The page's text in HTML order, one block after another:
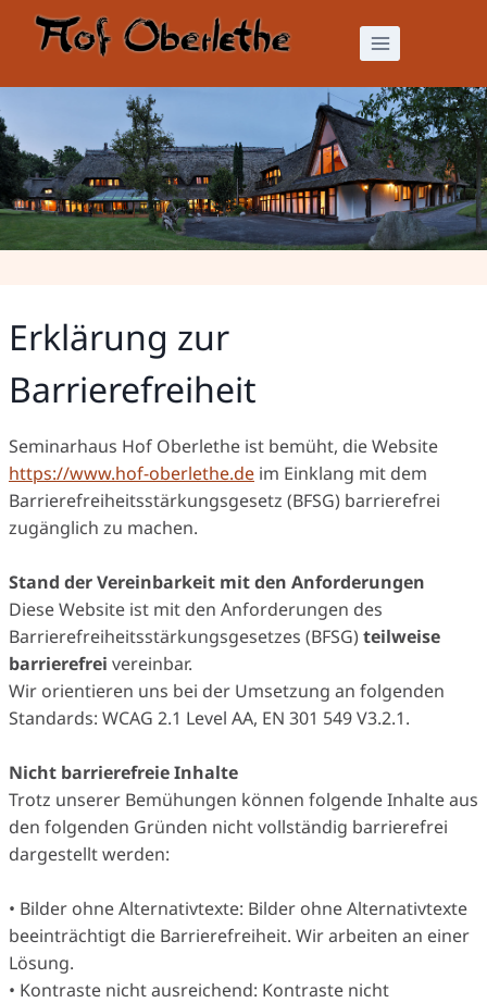
Zum
Inhalt
Barrierefreiheit
Erklärung zur
Barrierefreiheit
Seminarhaus Hof Oberlethe ist bemüht, die Website
https://www.hof-oberlethe.de im Einklang mit dem
Barrierefreiheitsstärkungsgesetz (BFSG) barrierefrei
zugänglich zu machen.
Stand der Vereinbarkeit mit den Anforderungen
Diese Website ist mit den Anforderungen des
Barrierefreiheitsstärkungsgesetzes (BFSG)teilweise
barrierefrei vereinbar.
Wir orientieren uns bei der Umsetzung an folgenden
Standards: WCAG 2.1 Level AA, EN 301 549 V3.2.1.
Nicht barrierefreie Inhalte
Trotz unserer Bemühungen können folgende Inhalte aus
den folgenden Gründen nicht vollständig barrierefrei
dargestellt werden:
• Bilder ohne Alternativtexte: Bilder ohne Alternativtexte
beeinträchtigt die Barrierefreiheit. Wir arbeiten an einer
Lösung.
• Kontraste nicht ausreichend: Kontraste nicht